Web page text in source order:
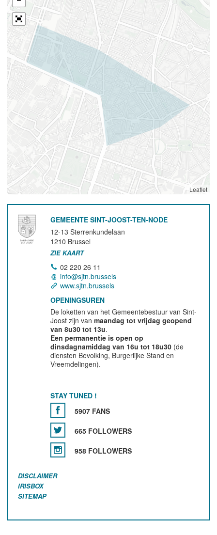
Leaflet
GEMEENTE SINT-JOOST-TEN-NODE
12-13 Sterrenkundelaan
1210 Brussel
ZIE KAART
02 220 26 11
info@sjtn.brussels
www.sjtn.brussels
OPENINGSUREN
De loketten van het Gemeentebestuur van Sint-
Joost zijn vanmaandag tot vrijdag geopend
van 8u30 tot 13u.
Een permanentie is open op
dinsdagnamiddag van 16u tot 18u30 (de
diensten Bevolking, Burgerlijke Stand en
Vreemdelingen).
STAY TUNED !
5907 FANS
665 FOLLOWERS
958 FOLLOWERS
DISCLAIMER
IRISBOX
SITEMAP